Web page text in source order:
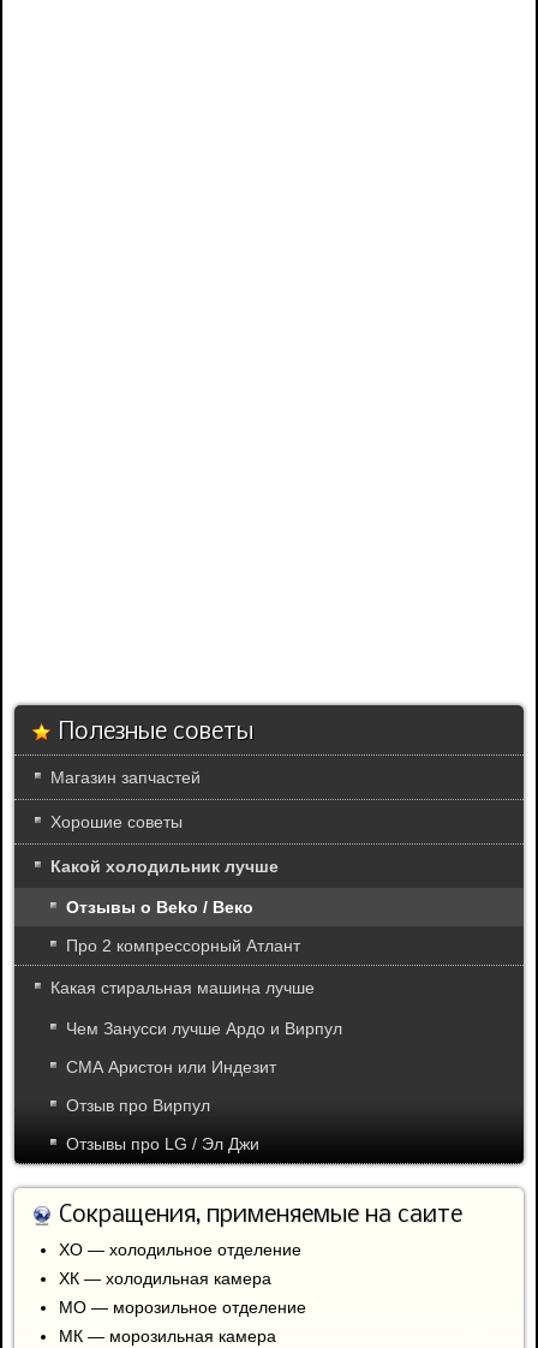
Полезные советы
Магазин запчастей
Хорошие советы
Какой холодильник лучше
Отзывы о Beko / Веко
Про 2 компрессорный Атлант
Какая стиральная машина лучше
Чем Занусси лучше Ардо и Вирпул
СМА Аристон или Индезит
Отзыв про Вирпул
Отзывы про LG / Эл Джи
Сокращения, применяемые на сайте
ХО — холодильное отделение
ХК — холодильная камера
МО — морозильное отделение
МК — морозильная камера